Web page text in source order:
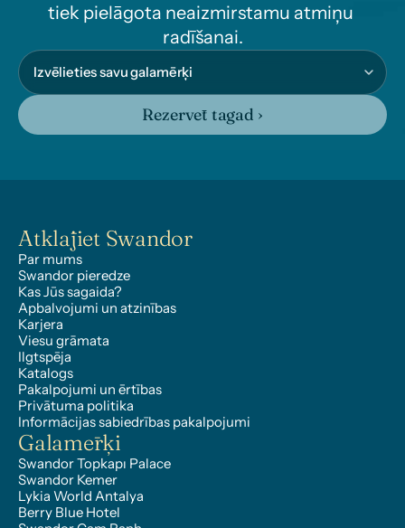
tiek pielāgota neaizmirstamu atmiņu
radīšanai.
Rezervēt tagad ›
Atklājiet Swandor
Par mums
Swandor pieredze
Kas Jūs sagaida?
Apbalvojumi un atzinības
Karjera
Viesu grāmata
Ilgtspēja
Katalogs
Pakalpojumi un ērtības
Privātuma politika
Informācijas sabiedrības pakalpojumi
Galamērķi
Swandor Topkapı Palace
Swandor Kemer
Lykia World Antalya
Berry Blue Hotel